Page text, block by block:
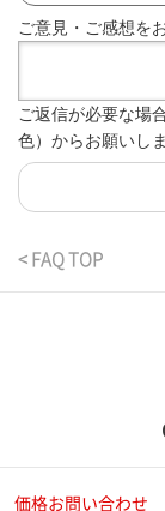
ご意見・ご感想を
ご返信が必要な場
色）からお願いし
< FAQ TOP
価格お問い合わせ